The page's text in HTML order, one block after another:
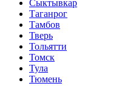
Сыктывкар
Таганрог
Тамбов
Тверь
Тольятти
Томск
Тула
Тюмень